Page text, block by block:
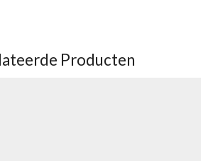
Producten